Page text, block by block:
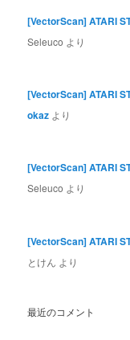
[VectorScan] ATARI
Seleuco より
[VectorScan] ATARI
okaz より
[VectorScan] ATARI
Seleuco より
[VectorScan] ATARI
とけん より
最近のコメント